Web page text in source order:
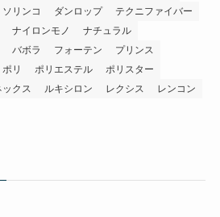
ソリンコ ダンロップ
テクニファイバー
ナイロンモノ
ナチュラル
バボラ フォーテン
プリンス
ポリ ポリエステル
ポリスター
ックス ルキシロン レクシス
レンコン